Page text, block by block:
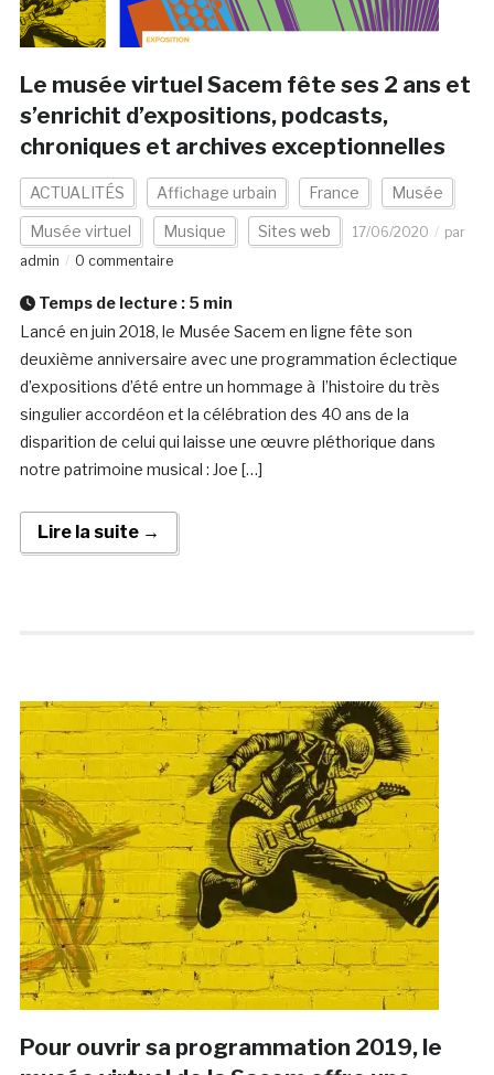
Le musée virtuel Sacem fête ses 2 ans et
s’enrichit d’expositions, podcasts,
chroniques et archives exceptionnelles
ACTUALITÉS Affichage urbain France Musée
Musée virtuel Musique Sites web 17/06/2020
par
admin
0 commentaire
Temps de lecture : 5 min
Lancé en juin 2018, le Musée Sacem en ligne fête son
deuxième anniversaire avec une programmation éclectique
d’expositions d’été entre un hommage à l’histoire du très
singulier accordéon et la célébration des 40 ans de la
disparition de celui qui laisse une œuvre pléthorique dans
notre patrimoine musical : Joe […]
Lire la suite →
Pour ouvrir sa programmation 2019, le